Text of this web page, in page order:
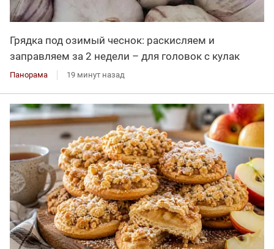
Грядка под озимый чеснок: раскисляем и
заправляем за 2 недели – для головок с кулак
Панорама 19 минут назад